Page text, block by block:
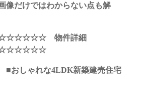
像だけではわからない点も解
物件詳細
4LDK新築建売住宅